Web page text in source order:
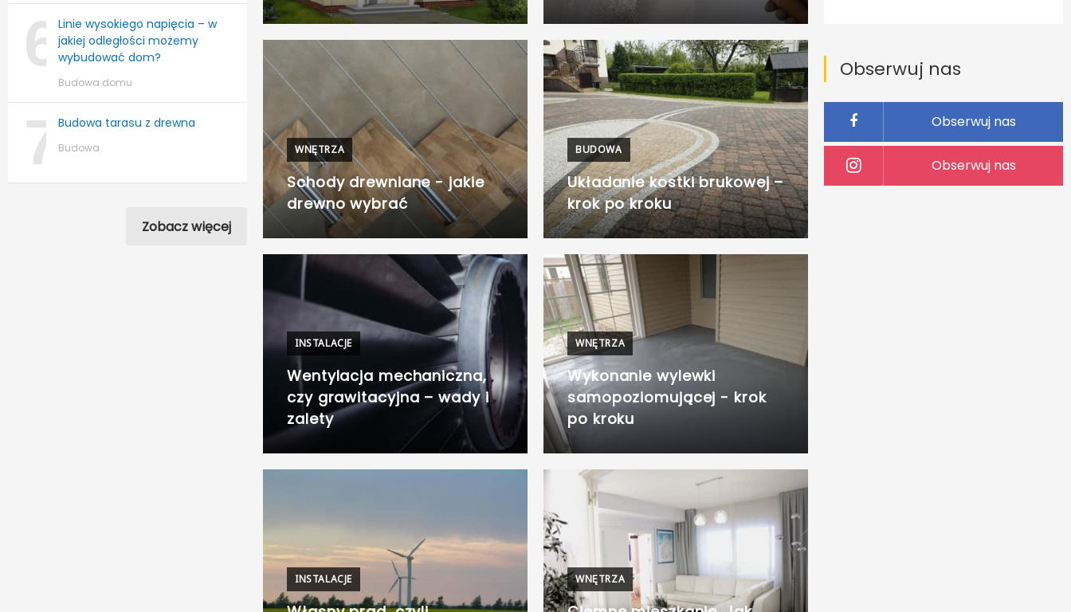
6Linie wysokiego napięcia – w
jakiej odległości możemy
wybudować dom?
Budowa domu
7Budowa tarasu z drewna
Budowa
Zobacz więcej
WNĘTRZA
Schody drewniane - jakie
drewno wybrać
BUDOWA
Układanie kostki brukowej –
krok po kroku
INSTALACJE
Wentylacja mechaniczna,
czy grawitacyjna – wady i
zalety
WNĘTRZA
Wykonanie wylewki
samopoziomującej - krok
po kroku
INSTALACJE WNĘTRZA
Obserwuj nas
Obserwuj nas
Obserwuj nas